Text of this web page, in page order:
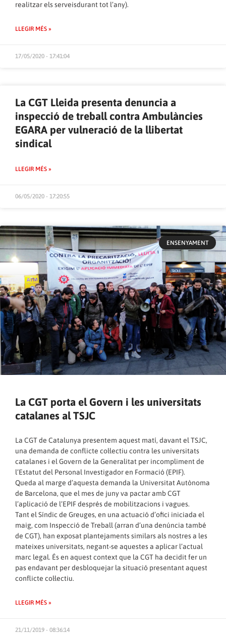
realitzar els serveisdurant tot l’any).
LLEGIR MÉS »
17/05/2020 - 17:41:04
La CGT Lleida presenta denuncia a
inspecció de treball contra Ambulàncies
EGARA per vulneració de la llibertat
sindical
LLEGIR MÉS »
06/05/2020 - 17:20:55
ENSENYAMENT
La CGT porta el Govern i les universitats
catalanes al TSJC
La CGT de Catalunya presentem aquest matí, davant el TSJC,
una demanda de conflicte col·lectiu contra les universitats
catalanes i el Govern de la Generalitat per incompliment de
l’Estatut del Personal Investigador en Formació (EPIF).
Queda al marge d’aquesta demanda la Universitat Autònoma
de Barcelona, que el mes de juny va pactar amb CGT
l’aplicació de l’EPIF després de mobilitzacions i vagues.
Tant el Síndic de Greuges, en una actuació d’ofici iniciada el
maig, com Inspecció de Treball (arran d’una denúncia també
de CGT), han exposat plantejaments similars als nostres a les
mateixes universitats, negant-se aquestes a aplicar l’actual
marc legal. És en aquest context que la CGT ha decidit fer un
pas endavant per desbloquejar la situació presentant aquest
conflicte col·lectiu.
LLEGIR MÉS »
21/11/2019 - 08:36:14